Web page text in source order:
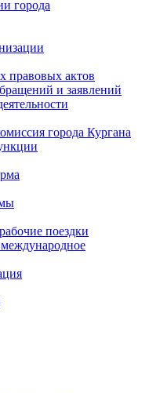
города
правовых актов
и заявлений
города Кургана
поездки